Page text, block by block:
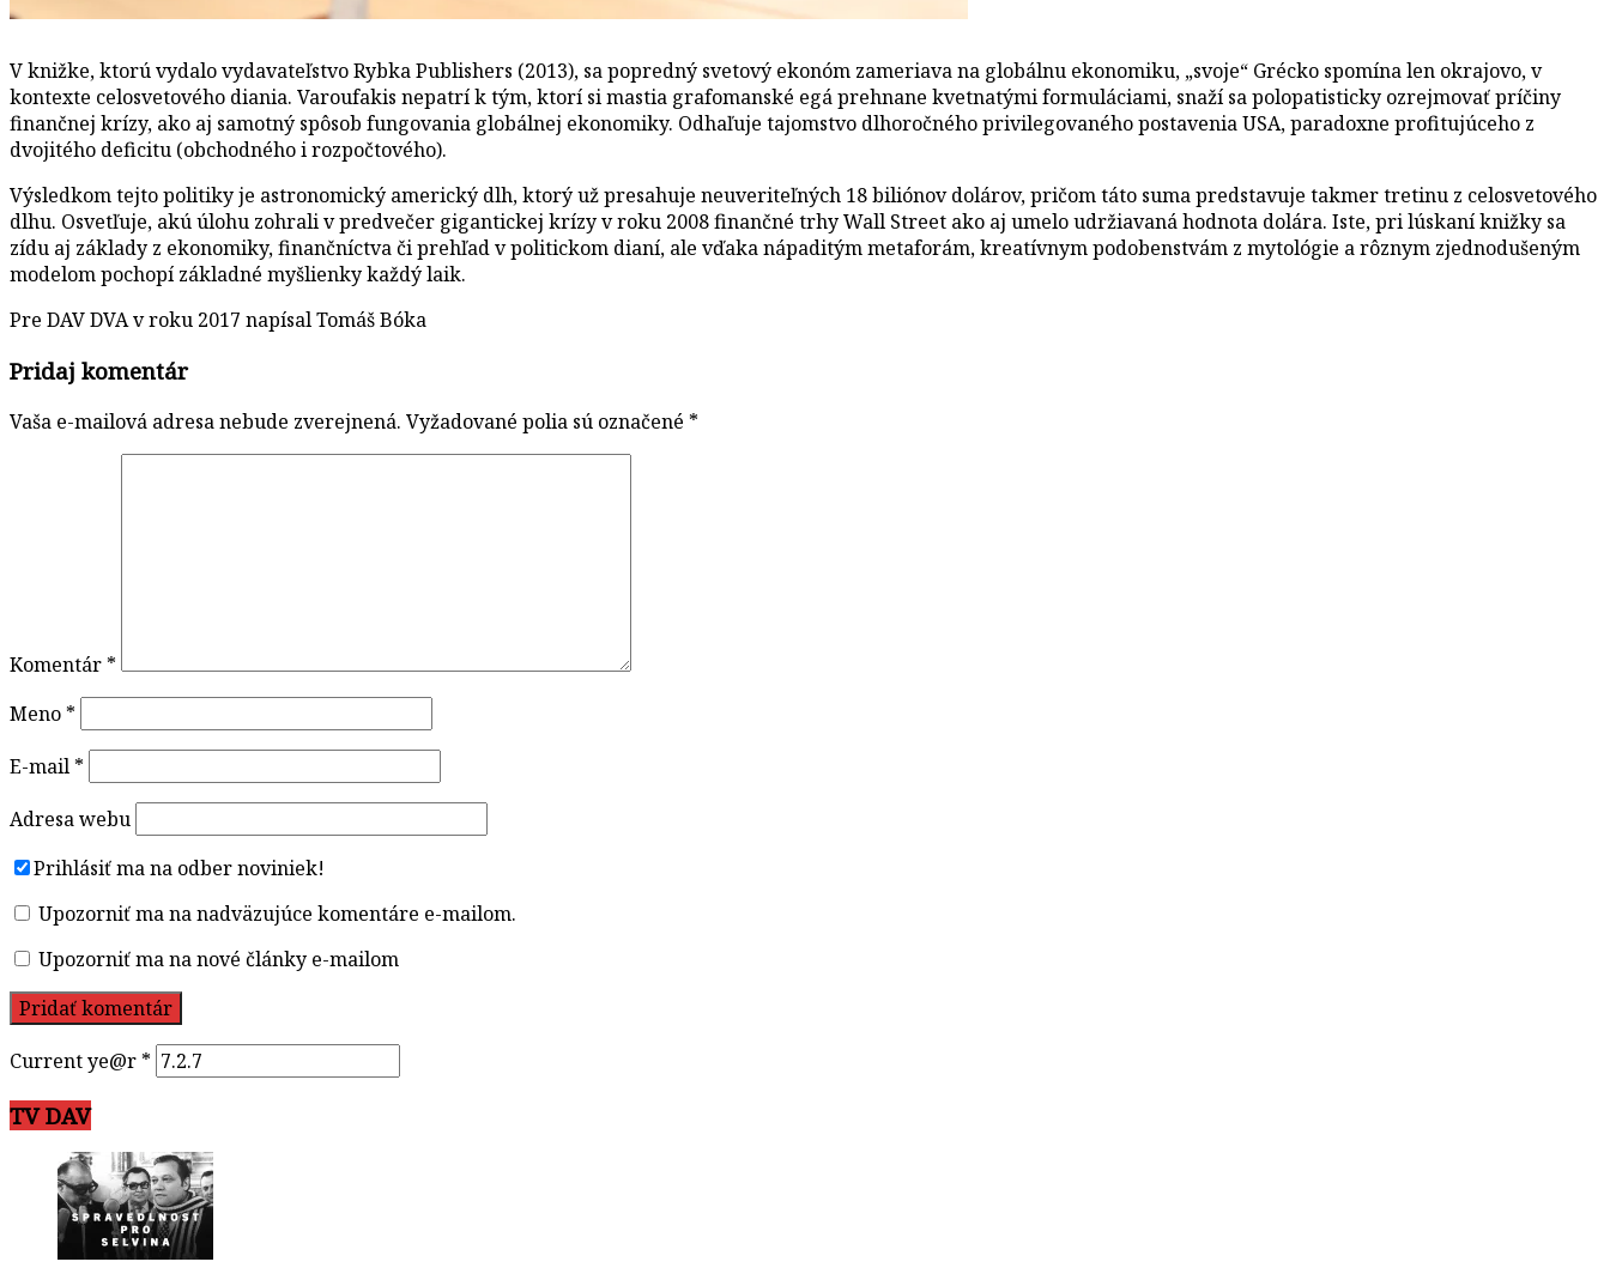
V knižke, ktorú vydalo vydavateľstvo Rybka Publishers (2013), sa popredný svetový ekonóm zameriava na globálnu ekonomiku, „svoje“ Grécko spomína len okrajovo, v
kontexte celosvetového diania. Varoufakis nepatrí k tým, ktorí si mastia grafomanské egá prehnane kvetnatými formuláciami, snaží sa polopatisticky ozrejmovať príčiny
finančnej krízy, ako aj samotný spôsob fungovania globálnej ekonomiky. Odhaľuje tajomstvo dlhoročného privilegovaného postavenia USA, paradoxne profitujúceho z
dvojitého deficitu (obchodného i rozpočtového).
Výsledkom tejto politiky je astronomický americký dlh, ktorý už presahuje neuveriteľných 18 biliónov dolárov, pričom táto suma predstavuje takmer tretinu z celosvetového
dlhu. Osvetľuje, akú úlohu zohrali v predvečer gigantickej krízy v roku 2008 finančné trhy Wall Street ako aj umelo udržiavaná hodnota dolára. Iste, pri lúskaní knižky sa
zídu aj základy z ekonomiky, finančníctva či prehľad v politickom dianí, ale vďaka nápaditým metaforám, kreatívnym podobenstvám z mytológie a rôznym zjednodušeným
modelom pochopí základné myšlienky každý laik.
Pre DAV DVA v roku 2017 napísal Tomáš Bóka
Pridaj komentár
Vaša e-mailová adresa nebude zverejnená. Vyžadované polia sú označené *
Komentár *
Meno *
E-mail *
Adresa webu
Prihlásiť ma na odber noviniek!
Upozorniť ma na nadväzujúce komentáre e-mailom.
Upozorniť ma na nové články e-mailom
Current ye@r *
TV DAV